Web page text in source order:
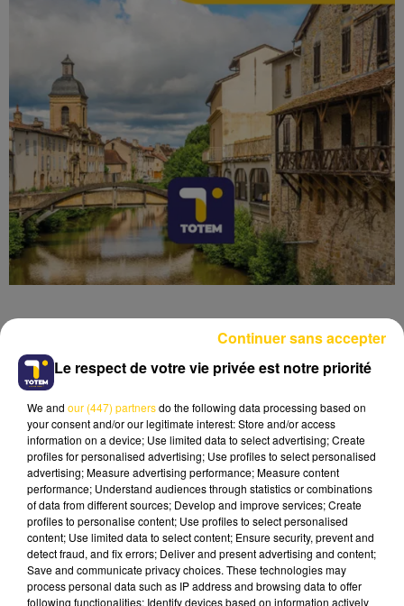
19 juin 2026 - 4 min 10 sec
L'INFO DU NORD DU LOT DU 19/06/26 À
06H29
Le respect de votre vie privée est notre priorité
We and our (447) partnersdo the following data processing based on
your consent and/or our legitimate interest: Store and/or access
information on a device; Use limited data to select advertising; Create
profiles for personalised advertising; Use profiles to select personalised
advertising; Measure advertising performance; Measure content
performance; Understand audiences through statistics or combinations
of data from different sources; Develop and improve services; Create
profiles to personalise content; Use profiles to select personalised
content; Use limited data to select content; Ensure security, prevent and
detect fraud, and fix errors; Deliver and present advertising and content;
Save and communicate privacy choices. These technologies may
process personal data such as IP address and browsing data to offer
following functionalities: Identify devices based on information actively
Continuer sans accepter